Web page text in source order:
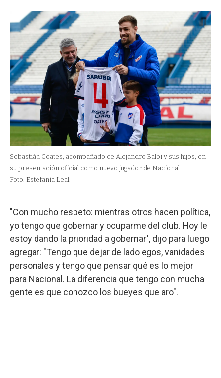
Sebastián Coates, acompañado de Alejandro Balbi y sus hijos, en
su presentación oficial como nuevo jugador de Nacional.
Foto: Estefanía Leal.
"Con mucho respeto: mientras otros hacen política,
yo tengo que gobernar y ocuparme del club. Hoy le
estoy dando la prioridad a gobernar", dijo para luego
agregar: "Tengo que dejar de lado egos, vanidades
personales y tengo que pensar qué es lo mejor
para Nacional. La diferencia que tengo con mucha
gente es que conozco los bueyes que aro".